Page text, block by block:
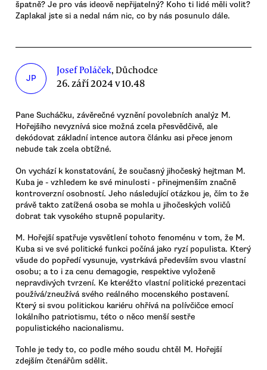
špatně? Je pro vás ideově nepřijatelný? Koho ti lidé měli volit?
Zaplakal jste si a nedal nám nic, co by nás posunulo dále.
JP
Josef Poláček, Důchodce
26. září 2024 v 10.48
Pane Sucháčku, závěrečné vyznění povolebních analýz M.
Hořejšího nevyznívá sice možná zcela přesvědčivě, ale
dekódovat základní intence autora článku asi přece jenom
nebude tak zcela obtížné.
On vychází k konstatování, že současný jihočeský hejtman M.
Kuba je - vzhledem ke své minulosti - přinejmenším značně
kontroverzní osobností. Jeho následující otázkou je, čím to že
právě takto zatížená osoba se mohla u jihočeských voličů
dobrat tak vysokého stupně popularity.
M. Hořejší spatřuje vysvětlení tohoto fenoménu v tom, že M.
Kuba si ve své politické funkci počíná jako ryzí populista. Který
všude do popředí vysunuje, vystrkává především svou vlastní
osobu; a to i za cenu demagogie, respektive vyloženě
nepravdivých tvrzení. Ke kteréžto vlastní politické prezentaci
používá/zneužívá svého reálného mocenského postavení.
Který si svou politickou kariéru ohřívá na polívčičce emocí
lokálního patriotismu, této o něco menší sestře
populistického nacionalismu.
Tohle je tedy to, co podle mého soudu chtěl M. Hořejší
zdejším čtenářům sdělit.